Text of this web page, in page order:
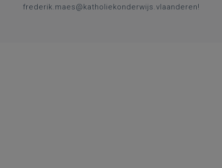
frederik.maes@katholiekonderwijs.vlaanderen!